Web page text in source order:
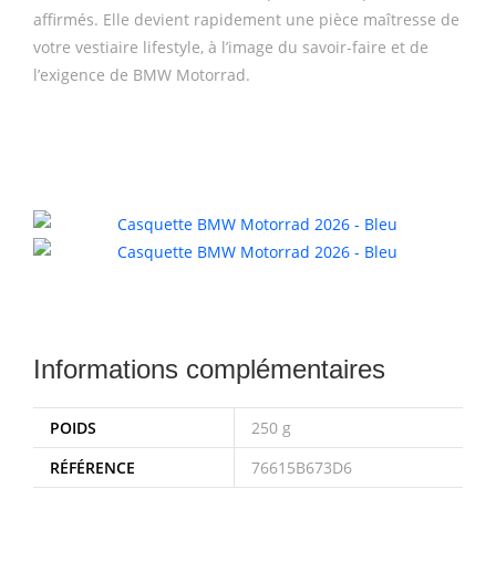
affirmés. Elle devient rapidement une pièce maîtresse de
votre vestiaire lifestyle, à l’image du savoir-faire et de
l’exigence de BMW Motorrad.
Informations complémentaires
POIDS
250 g
RÉFÉRENCE
76615B673D6